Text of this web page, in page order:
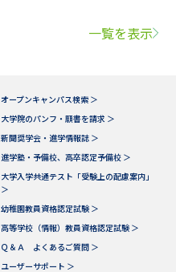
一覧を表示
オープンキャンパス検索 ＞
大学院のパンフ・願書を請求 ＞
新聞奨学会・進学情報誌 ＞
進学塾・予備校、高卒認定予備校 ＞
大学入学共通テスト「受験上の配慮案内」
＞
幼稚園教員資格認定試験 ＞
高等学校（情報）教員資格認定試験 ＞
Ｑ＆Ａ よくあるご質問 ＞
ユーザーサポート ＞